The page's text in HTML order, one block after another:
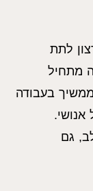
לתת
מתחיל
בעבודה
גם